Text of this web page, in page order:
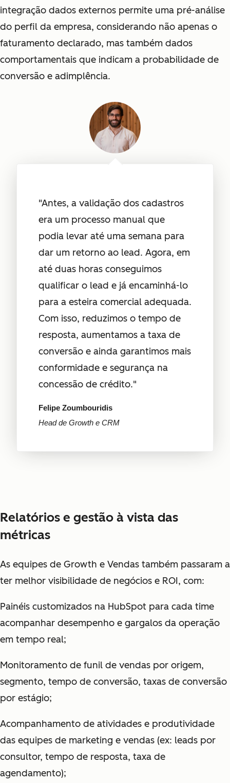
integração dados externos permite uma pré-análise
do perfil da empresa, considerando não apenas o
faturamento declarado, mas também dados
comportamentais que indicam a probabilidade de
conversão e adimplência.
"Antes, a validação dos cadastros
era um processo manual que
podia levar até uma semana para
dar um retorno ao lead. Agora, em
até duas horas conseguimos
qualificar o lead e já encaminhá-lo
para a esteira comercial adequada.
Com isso, reduzimos o tempo de
resposta, aumentamos a taxa de
conversão e ainda garantimos mais
conformidade e segurança na
concessão de crédito."
Felipe Zoumbouridis
Head de Growth e CRM
Relatórios e gestão à vista das
métricas
As equipes de Growth e Vendas também passaram a
ter melhor visibilidade de negócios e ROI, com:
Painéis customizados na HubSpot para cada time
acompanhar desempenho e gargalos da operação
em tempo real;
Monitoramento de funil de vendas por origem,
segmento, tempo de conversão, taxas de conversão
por estágio;
Acompanhamento de atividades e produtividade
das equipes de marketing e vendas (ex: leads por
consultor, tempo de resposta, taxa de
agendamento);